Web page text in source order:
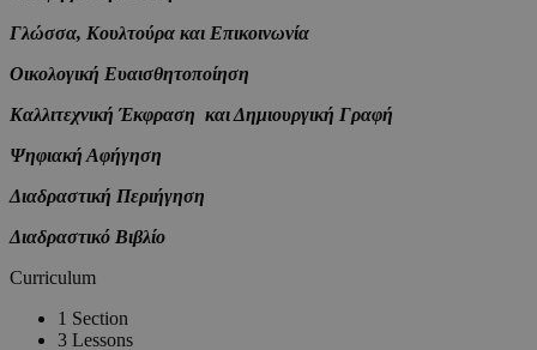
Γλώσσα, Κουλτούρα και Επικοινωνία
Οικολογική Ευαισθητοποίηση
Καλλιτεχνική Έκφραση και Δημιουργική Γραφή
Ψηφιακή Αφήγηση
Διαδραστική Περιήγηση
Διαδραστικό Βιβλίο
Curriculum
1 Section
3 Lessons